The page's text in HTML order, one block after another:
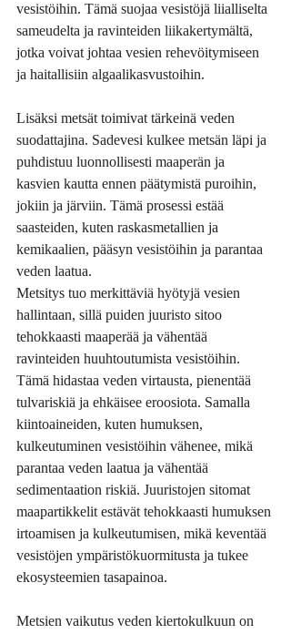
vesistöihin. Tämä suojaa vesistöjä liialliselta
sameudelta ja ravinteiden liikakertymältä,
jotka voivat johtaa vesien rehevöitymiseen
ja haitallisiin algaalikasvustoihin.
Lisäksi metsät toimivat tärkeinä veden
suodattajina. Sadevesi kulkee metsän läpi ja
puhdistuu luonnollisesti maaperän ja
kasvien kautta ennen päätymistä puroihin,
jokiin ja järviin. Tämä prosessi estää
saasteiden, kuten raskasmetallien ja
kemikaalien, pääsyn vesistöihin ja parantaa
veden laatua.
Metsitys tuo merkittäviä hyötyjä vesien
hallintaan, sillä puiden juuristo sitoo
tehokkaasti maaperää ja vähentää
ravinteiden huuhtoutumista vesistöihin.
Tämä hidastaa veden virtausta, pienentää
tulvariskiä ja ehkäisee eroosiota. Samalla
kiintoaineiden, kuten humuksen,
kulkeutuminen vesistöihin vähenee, mikä
parantaa veden laatua ja vähentää
sedimentaation riskiä. Juuristojen sitomat
maapartikkelit estävät tehokkaasti humuksen
irtoamisen ja kulkeutumisen, mikä keventää
vesistöjen ympäristökuormitusta ja tukee
ekosysteemien tasapainoa.
Metsien vaikutus veden kiertokulkuun on